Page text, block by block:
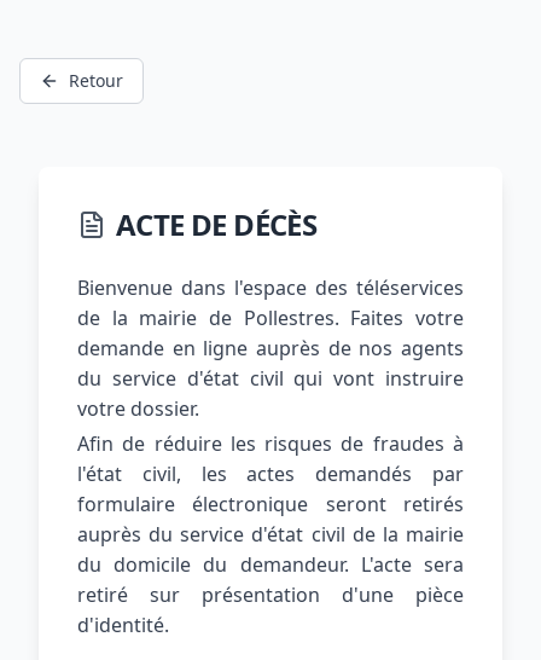
Retour
ACTE DE DÉCÈS
Bienvenue dans l'espace des téléservices
de la mairie de Pollestres. Faites votre
demande en ligne auprès de nos agents
du service d'état civil qui vont instruire
votre dossier.
Afin de réduire les risques de fraudes à
l'état civil, les actes demandés par
formulaire électronique seront retirés
auprès du service d'état civil de la mairie
du domicile du demandeur. L'acte sera
retiré sur présentation d'une pièce
d'identité.